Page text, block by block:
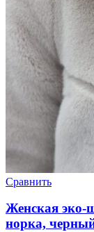
Сравнить
Женская
норка,